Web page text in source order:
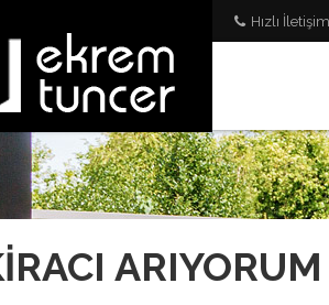
Hızlı İletişim
ARIYORUM